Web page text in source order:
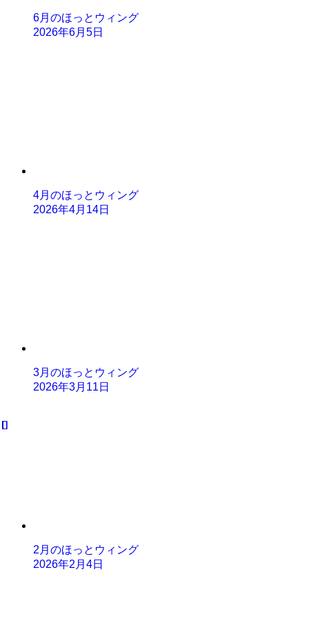
6月のほっとウィング
2026年6月5日
4月のほっとウィング
2026年4月14日
3月のほっとウィング
2026年3月11日
2月のほっとウィング
2026年2月4日